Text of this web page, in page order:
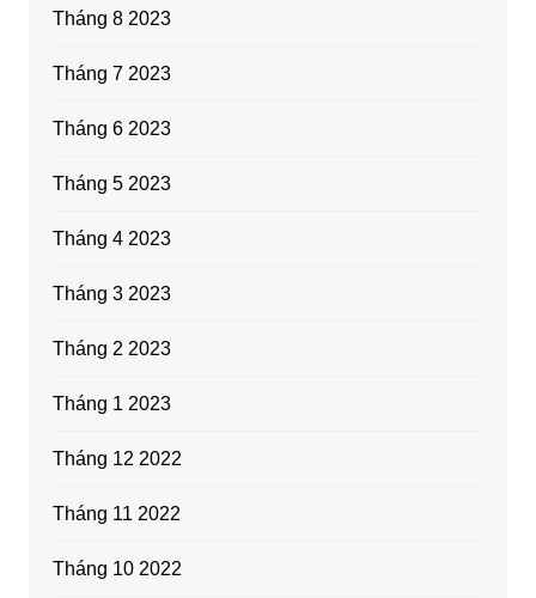
Tháng 8 2023
Tháng 7 2023
Tháng 6 2023
Tháng 5 2023
Tháng 4 2023
Tháng 3 2023
Tháng 2 2023
Tháng 1 2023
Tháng 12 2022
Tháng 11 2022
Tháng 10 2022